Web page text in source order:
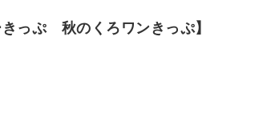
っぷ 秋のくろワンきっぷ】